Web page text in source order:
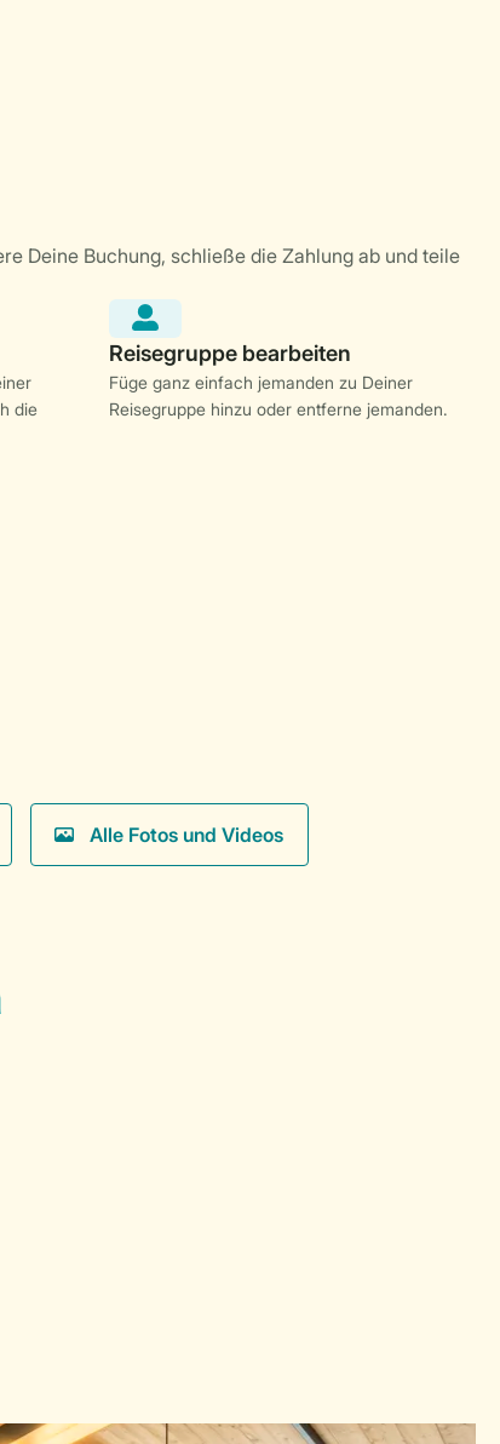
die
Füge ganz einfach jemanden zu Deiner
Reisegruppe hinzu oder entferne jemanden.
Alle Fotos und Videos